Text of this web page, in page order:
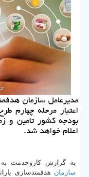
مدیرعامل سازمان
اعتبار مرحله چهارم
بودجه کشور تامین و
اعلام خواهد شد.
به گزارش کاروخدمت
سازمان